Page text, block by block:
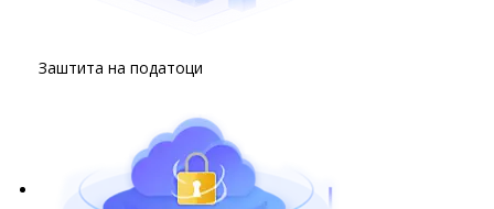
Заштита на податоци